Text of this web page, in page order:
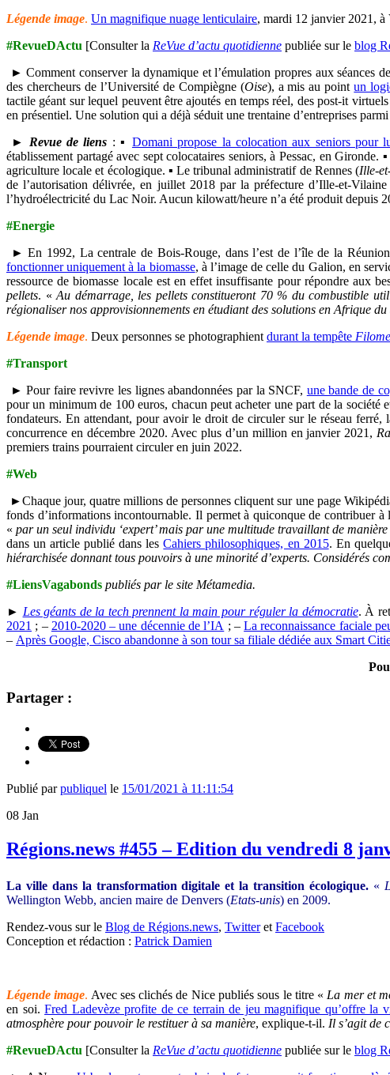
Légende image. Un magnifique nuage lenticulaire, mardi 12 janvier 2021, à
#RevueDActu [Consulter la ReVue d’actu quotidienne publiée sur le blog
► Comment conserver la dynamique et l’émulation propres aux séances
des chercheurs de l’Université de Compiègne (Oise), a mis au pointun
tactile géant sur lequel peuvent être ajoutés en temps réel, des post-it
en présentiel. Une solution qui a déjà séduit une trentaine d’entreprises
► Revue de liens : ▪ Domani propose la colocation aux seniors pour
établissement partagé avec sept colocataires seniors, à Pessac, en Gironde.
agriculture locale et écologique. ▪ Le tribunal administratif de Rennes (Ille-
de l’autorisation délivrée, en juillet 2018 par la préfecture d’Ille-et-
l’hydroélectricité du Lac Noir. Aucun kilowatt/heure n’a été produit depuis
#Energie
► En 1992, La centrale de Bois-Rouge, dans l’est de l’île de la
fonctionner uniquement à la biomasse, à l’image de celle du Galion, en
ressource de biomasse locale est en effet insuffisante pour répondre aux
pellets. «Au démarrage, les pellets constitueront 70 % du combustible
régionaliser nos approvisionnements en étudiant des solutions en Afrique
Légende image. Deux personnes se photographientdurant la tempête
#Transport
► Pour faire revivre les lignes abandonnées par la SNCF, une bande de
pour un minimum de 100 euros, chacun peut acheter une part de la société
fondateurs. En attendant, pour avoir le droit de circuler sur le réseau
concurrence en décembre 2020. Avec plus d’un million en janvier 2021,
premiers trains pourraient circuler en juin 2022.
#Web
►Chaque jour, quatre millions de personnes cliquent sur une page
fonds d’informations incontournable. Il permet à quiconque de contribuer
«par un seul individu ‘expert’ mais par une multitude travaillant de
dans un article publié dans lesCahiers philosophiques, en 2015. En
hiérarchisée donnant tous pouvoirs à une minorité d’experts. Considérés
#LiensVagabonds publiés par le site Métamedia.
► Les géants de la tech prennent la main pour réguler la démocratie. À
2021 ; – 2010-2020 – une décennie de l’IA ; –La reconnaissance faciale
– Après Google, Cisco abandonne à son tour sa filiale dédiée aux Smart
Partager :
Publié parpubliquel le 15/01/2021 à 11:11:54
08 Jan
Régions.news #455 – Edition du vendredi 8
La ville dans la transformation digitale et la transition écologique. «
Wellington Webb, ancien maire de Denvers (Etats-unis) en 2009.
Rendez-vous sur le Blog de Régions.news, Twitteret Facebook
Conception et rédaction : Patrick Damien
Légende image. Avec ses clichés de Nice publiés sous le titre « La mer et
en soi.Fred Ladevèze profite de ce terrain de jeu magnifique qu’offre la
atmosphère pour pouvoir le restituer à sa manière, explique-t-il. Il s’agit de
#RevueDActu [Consulter la ReVue d’actu quotidienne publiée sur le blog